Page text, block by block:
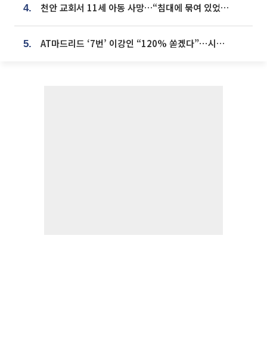
4. 천안 교회서 11세 아동 사망…“침대에 묶여 있었다” 진술 확보
5. AT마드리드 ‘7번’ 이강인 “120% 쏟겠다”⋯시메오네 감독 “필요한 선수”